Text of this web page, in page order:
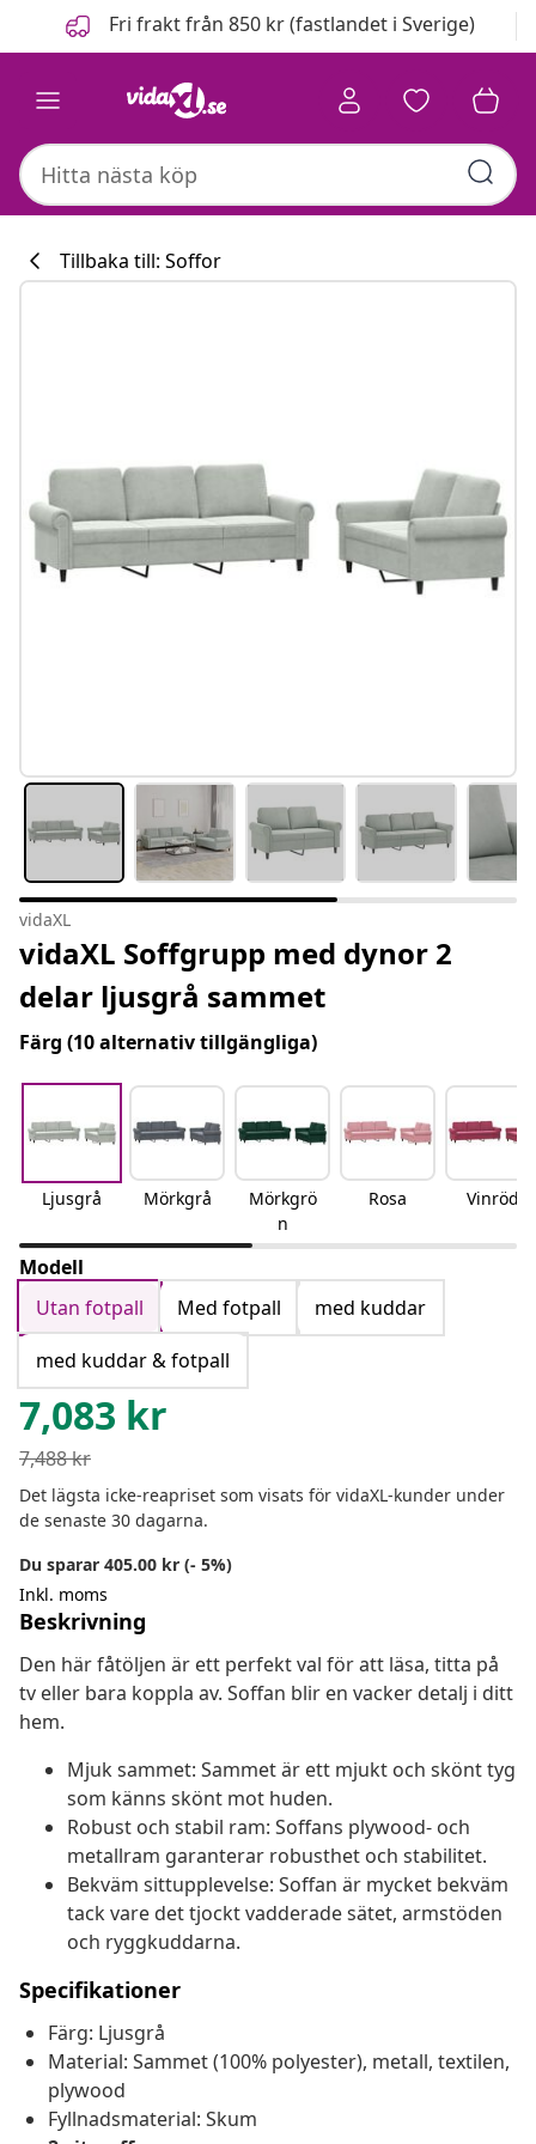
FöregåendeFri frakt från 850 kr (fastlandet i Sverige)
Tillbaka till: Soffor
vidaXL
vidaXL Soffgrupp med dynor 2
delar ljusgrå sammet
Färg (10 alternativ tillgängliga)
Ljusgrå Mörkgrå
Mörkgrö
n
Rosa Vinröd
Modell
Utan fotpall
Med fotpall
med kuddar
med kuddar & fotpall
7,083 kr
7,488kr
Det lägsta icke-reapriset som visats för vidaXL-kunder under
de senaste 30 dagarna.
Du sparar 405.00 kr (- 5%)
Inkl. moms
Beskrivning
Den här fåtöljen är ett perfekt val för att läsa, titta på
tv eller bara koppla av. Soffan blir en vacker detalj i ditt
hem.
Mjuk sammet: Sammet är ett mjukt och skönt tyg
som känns skönt mot huden.
Robust och stabil ram: Soffans plywood- och
metallram garanterar robusthet och stabilitet.
Bekväm sittupplevelse: Soffan är mycket bekväm
tack vare det tjockt vadderade sätet, armstöden
och ryggkuddarna.
Specifikationer
Färg: Ljusgrå
Material: Sammet (100% polyester), metall, textilen,
plywood
Fyllnadsmaterial: Skum